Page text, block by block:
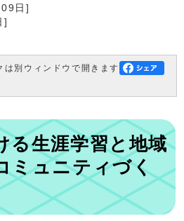
日]
]
は別ウィンドウで開きます
る生涯学習と地域
ミュニティづく